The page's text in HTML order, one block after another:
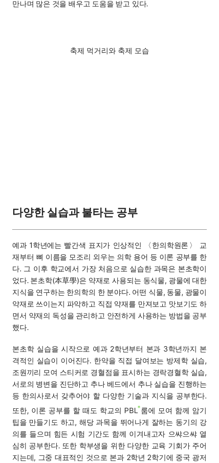
만나며 많은 것을 배우고 도움을 받고 있다.
축제 먹거리와 축제 모습
다양한 실습과 불타는 공부
예과 1학년에는 빨간색 표지가 인상적인 〈한의학원론〉 교
재부터 뼈 이름을 모조리 외우는 의학 용어 등 이론 공부를 한
다. 그 이후 학교에서 가장 처음으로 실습한 과목은 본초학이
었다. 본초학(本草學)은 약재로 사용되는 동식물, 광물에 대한
지식을 연구하는 한의학의 한 분야다. 어떤 식물, 동물, 광물이
약재로 쓰이는지 파악하고 직접 약재를 만져보고 맛보기도 하
면서 약재의 독성을 관리하고 안전하게 사용하는 방법을 공부
했다.
본초학 실습을 시작으로 예과 2학년부터 본과 3학년까지 본
격적인 실습이 이어진다. 한약을 직접 달여보는 방제학 실습,
조원끼리 모여 스티커로 경혈점을 표시하는 경락경혈학 실습,
서로의 병변을 진단하고 추나 베드에서 추나 실습을 진행하는
등 한의사로서 갖추어야 할 다양한 기술과 지식을 공부한다.
또한, 이론 공부를 할 때도 학교의 PBL*룸에 모여 함께 암기
팁을 만들기도 하고, 해당 과목을 뛰어나게 잘하는 동기의 강
의를 들으며 힘든 시험 기간도 함께 이겨내고자 으쌰으쌰 열
심히 공부한다. 또한 학부생을 위한 다양한 교육 기회가 주어
지는데, 그중 대표적인 것으로 본과 2학년 2학기에 중국 광저